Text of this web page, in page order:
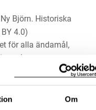
Om
Björn. Historiska
4.0)
för alla ändamål,
du anger